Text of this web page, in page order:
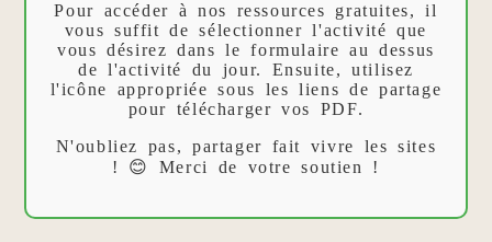
Pour accéder à nos ressources gratuites, il
vous suffit de sélectionner l'activité que
vous désirez dans le formulaire au dessus
de l'activité du jour. Ensuite, utilisez
l'icône appropriée sous les liens de partage
pour télécharger vos PDF.
N'oubliez pas, partager fait vivre les sites
! 😊 Merci de votre soutien !